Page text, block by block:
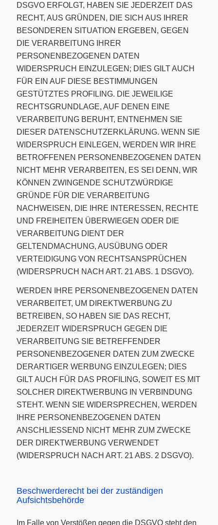
DSGVO ERFOLGT, HABEN SIE JEDERZEIT DAS
RECHT, AUS GRÜNDEN, DIE SICH AUS IHRER
BESONDEREN SITUATION ERGEBEN, GEGEN
DIE VERARBEITUNG IHRER
PERSONENBEZOGENEN DATEN
WIDERSPRUCH EINZULEGEN; DIES GILT AUCH
FÜR EIN AUF DIESE BESTIMMUNGEN
GESTÜTZTES PROFILING. DIE JEWEILIGE
RECHTSGRUNDLAGE, AUF DENEN EINE
VERARBEITUNG BERUHT, ENTNEHMEN SIE
DIESER DATENSCHUTZERKLÄRUNG. WENN SIE
WIDERSPRUCH EINLEGEN, WERDEN WIR IHRE
BETROFFENEN PERSONENBEZOGENEN DATEN
NICHT MEHR VERARBEITEN, ES SEI DENN, WIR
KÖNNEN ZWINGENDE SCHUTZWÜRDIGE
GRÜNDE FÜR DIE VERARBEITUNG
NACHWEISEN, DIE IHRE INTERESSEN, RECHTE
UND FREIHEITEN ÜBERWIEGEN ODER DIE
VERARBEITUNG DIENT DER
GELTENDMACHUNG, AUSÜBUNG ODER
VERTEIDIGUNG VON RECHTSANSPRÜCHEN
(WIDERSPRUCH NACH ART. 21 ABS. 1 DSGVO).
WERDEN IHRE PERSONENBEZOGENEN DATEN
VERARBEITET, UM DIREKTWERBUNG ZU
BETREIBEN, SO HABEN SIE DAS RECHT,
JEDERZEIT WIDERSPRUCH GEGEN DIE
VERARBEITUNG SIE BETREFFENDER
PERSONENBEZOGENER DATEN ZUM ZWECKE
DERARTIGER WERBUNG EINZULEGEN; DIES
GILT AUCH FÜR DAS PROFILING, SOWEIT ES MIT
SOLCHER DIREKTWERBUNG IN VERBINDUNG
STEHT. WENN SIE WIDERSPRECHEN, WERDEN
IHRE PERSONENBEZOGENEN DATEN
ANSCHLIESSEND NICHT MEHR ZUM ZWECKE
DER DIREKTWERBUNG VERWENDET
(WIDERSPRUCH NACH ART. 21 ABS. 2 DSGVO).
Beschwerde­recht bei der zuständigen
Aufsichts­behörde
Im Falle von Verstößen gegen die DSGVO steht den